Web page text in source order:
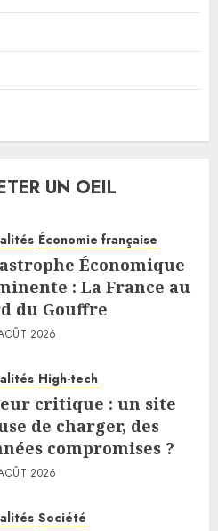
UN OEIL
Économie française
Économique
: La France au
du Gouffre
2026
High-tech
critique : un site
de charger, des
compromises ?
2026
Société